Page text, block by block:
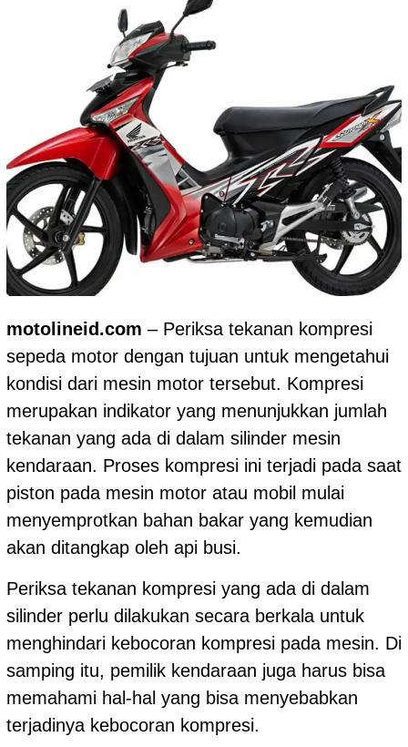
motolineid.com – Periksa tekanan kompresi
sepeda motor dengan tujuan untuk mengetahui
kondisi dari mesin motor tersebut. Kompresi
merupakan indikator yang menunjukkan jumlah
tekanan yang ada di dalam silinder mesin
kendaraan. Proses kompresi ini terjadi pada saat
piston pada mesin motor atau mobil mulai
menyemprotkan bahan bakar yang kemudian
akan ditangkap oleh api busi.
Periksa tekanan kompresi yang ada di dalam
silinder perlu dilakukan secara berkala untuk
menghindari kebocoran kompresi pada mesin. Di
samping itu, pemilik kendaraan juga harus bisa
memahami hal-hal yang bisa menyebabkan
terjadinya kebocoran kompresi.